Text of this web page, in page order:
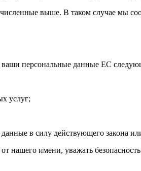
выше. В таком случае мы
персональные данные ЕС
услуг;
в силу действующего закона
нашего имени, уважать